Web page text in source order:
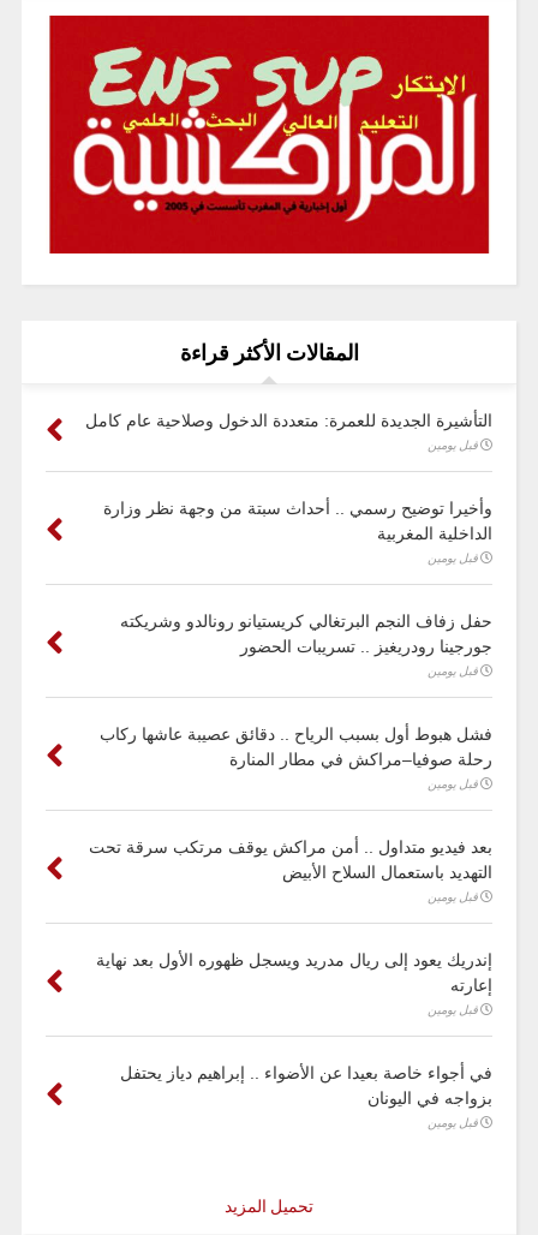
المقالات الأكثر قراءة
التأشيرة الجديدة للعمرة: متعددة الدخول وصلاحية عام كامل
قبل يومين
وأخيرا توضيح رسمي .. أحداث سبتة من وجهة نظر وزارة
الداخلية المغربية
قبل يومين
حفل زفاف النجم البرتغالي كريستيانو رونالدو وشريكته
جورجينا رودريغيز .. تسريبات الحضور
قبل يومين
فشل هبوط أول بسبب الرياح .. دقائق عصيبة عاشها ركاب
رحلة صوفيا–مراكش في مطار المنارة
قبل يومين
بعد فيديو متداول .. أمن مراكش يوقف مرتكب سرقة تحت
التهديد باستعمال السلاح الأبيض
قبل يومين
إندريك يعود إلى ريال مدريد ويسجل ظهوره الأول بعد نهاية
إعارته
قبل يومين
في أجواء خاصة بعيدا عن الأضواء .. إبراهيم دياز يحتفل
بزواجه في اليونان
قبل يومين
تحميل المزيد